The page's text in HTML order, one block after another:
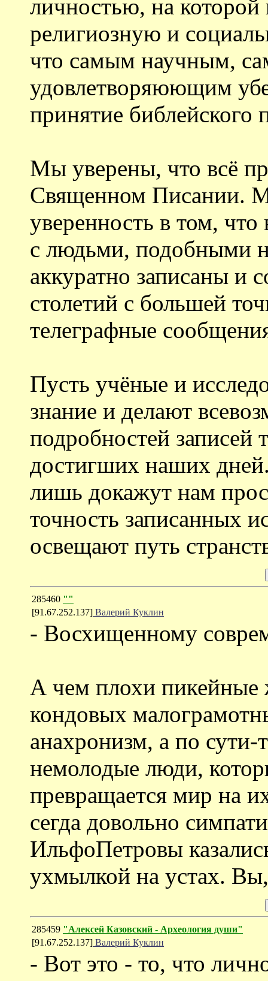
личностью, на
религиозную и
что самым научным,
удовлетворяюющим
принятие библейского
Мы уверены, что всё
Священном Писании.
уверенность в том,
с людьми, подобными
аккуратно записаны и
столетий с большей
телеграфные
Пусть учёные и
знание и делают
подробностей записей
достигших наших
лишь докажут нам
точность записанных
освещают путь
285460 ""
[91.67.252.137] Валерий Куклин
- Восхищенному
А чем плохи пикейные
кондовых
анахронизм, а по сути-
немолодые люди,
превращается мир на
сегда довольно
ИльфоПетровы
ухмылкой на устах.
285459 "Алексей Казовский - Археология души"
[91.67.252.137] Валерий Куклин
- Вот это - то, что